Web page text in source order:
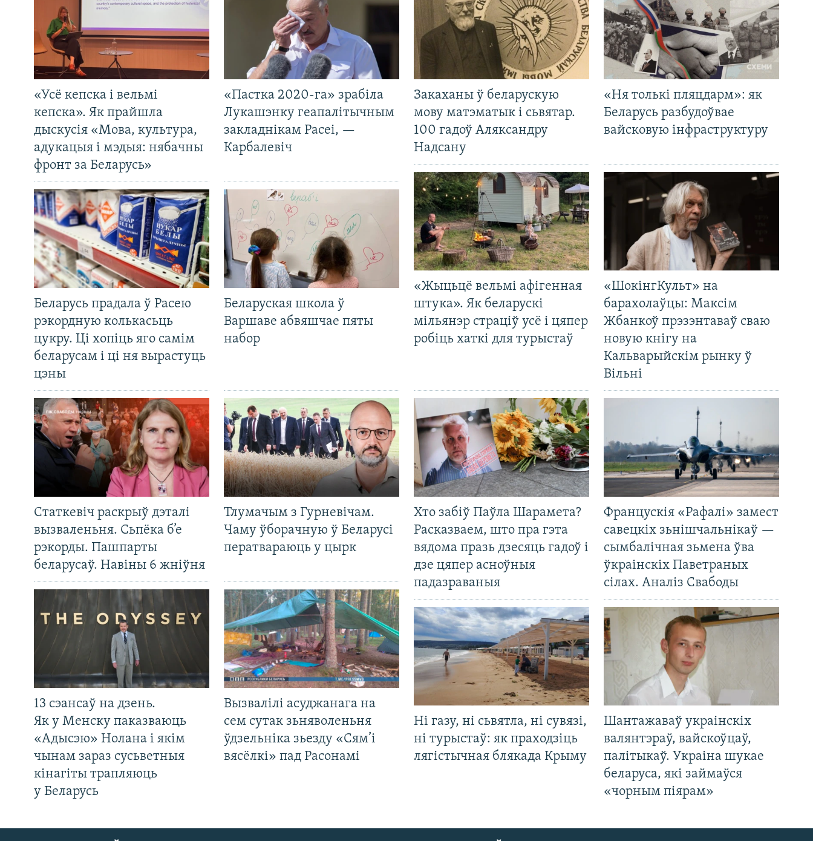
«Усё кепска і вельмі
кепска». Як прайшла
дыскусія «Мова, культура,
адукацыя і мэдыя: нябачны
фронт за Беларусь»
«Пастка 2020-га» зрабіла
Лукашэнку геапалітычным
закладнікам Расеі, —
Карбалевіч
Беларусь прадала ў Расею
рэкордную колькасьць
цукру. Ці хопіць яго самім
беларусам і ці ня вырастуць
цэны
Беларуская школа ў
Варшаве абвяшчае пяты
набор
Статкевіч раскрыў дэталі
вызваленьня. Сьпёка б’е
рэкорды. Пашпарты
беларусаў. Навіны 6 жніўня
Тлумачым з Гурневічам.
Чаму ўборачную ў Беларусі
ператвараюць у цырк
13 сэансаў на дзень.
Як у Менску паказваюць
«Адысэю» Нолана і якім
чынам зараз сусьветныя
кінагіты трапляюць
у Беларусь
Вызвалілі асуджанага на
сем сутак зьняволеньня
ўдзельніка зьезду «Сям’і
вясёлкі» пад Расонамі
Закаханы ў беларускую
мову матэматык і сьвятар.
100 гадоў Аляксандру
Надсану
«Ня толькі пляцдарм»: як
Беларусь разбудоўвае
вайсковую інфраструктуру
«Жыцьцё вельмі афігенная
штука». Як беларускі
мільянэр страціў усё і цяпер
робіць хаткі для турыстаў
«ШокінгКульт» на
барахолаўцы: Максім
Жбанкоў прэзэнтаваў сваю
новую кнігу на
Кальварыйскім рынку ў
Вільні
Хто забіў Паўла Шарамета?
Расказваем, што пра гэта
вядома празь дзесяць гадоў і
дзе цяпер асноўныя
падазраваныя
Францускія «Рафалі» замест
савецкіх зьнішчальнікаў —
сымбалічная зьмена ўва
ўкраінскіх Паветраных
сілах. Аналіз Свабоды
Ні газу, ні сьвятла, ні сувязі,
ні турыстаў: як праходзіць
лягістычная блякада Крыму
Шантажаваў украінскіх
валянтэраў, вайскоўцаў,
палітыкаў. Украіна шукае
беларуса, які займаўся
«чорным піярам»